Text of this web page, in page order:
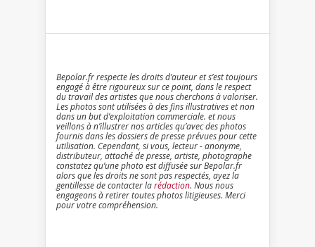
Bepolar.fr respecte les droits d’auteur et s’est toujours
engagé à être rigoureux sur ce point, dans le respect
du travail des artistes que nous cherchons à valoriser.
Les photos sont utilisées à des fins illustratives et non
dans un but d’exploitation commerciale. et nous
veillons à n’illustrer nos articles qu’avec des photos
fournis dans les dossiers de presse prévues pour cette
utilisation. Cependant, si vous, lecteur - anonyme,
distributeur, attaché de presse, artiste, photographe
constatez qu’une photo est diffusée sur Bepolar.fr
alors que les droits ne sont pas respectés, ayez la
gentillesse de contacter larédaction. Nous nous
engageons à retirer toutes photos litigieuses. Merci
pour votre compréhension.